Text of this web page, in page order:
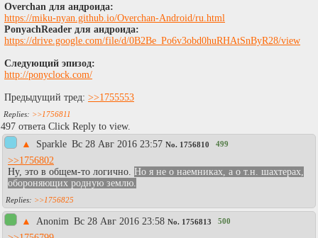
Overchan для андроида:
https://miku-nyan.github.io/Overchan-Android/ru.html
PonyachReader для андроида:
https://drive.google.com/file/d/0B2Be_Po6v3obd0huRHAtSnByR28/view
Следующий эпизод:
http://ponyclock.com/
Предыдущий тред: >>1755553
>>1756811
497 ответа Click Reply to view.
▲
Sparkle Вc 28 Авг 2016 23:57 No. 1756810 499
>>1756802
Ну, это в общем-то логично. Но я не о наемниках, а о т.н. шахтерах,
обороняющих родную землю.
>>1756825
▲ Anonim Вc 28 Авг 2016 23:58 No. 1756813 500